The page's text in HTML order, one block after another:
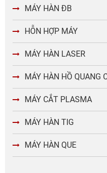
MÁY HÀN ĐB
HỖN HỢP MÁY
MÁY HÀN LASER
MÁY HÀN HỒ QUANG
MÁY CẮT PLASMA
MÁY HÀN TIG
MÁY HÀN QUE
Khi phụ kiện bị hao
chất lượng, hiệu quả
gây cháy nguồn, lệch tia
việc chọn phụ kiện